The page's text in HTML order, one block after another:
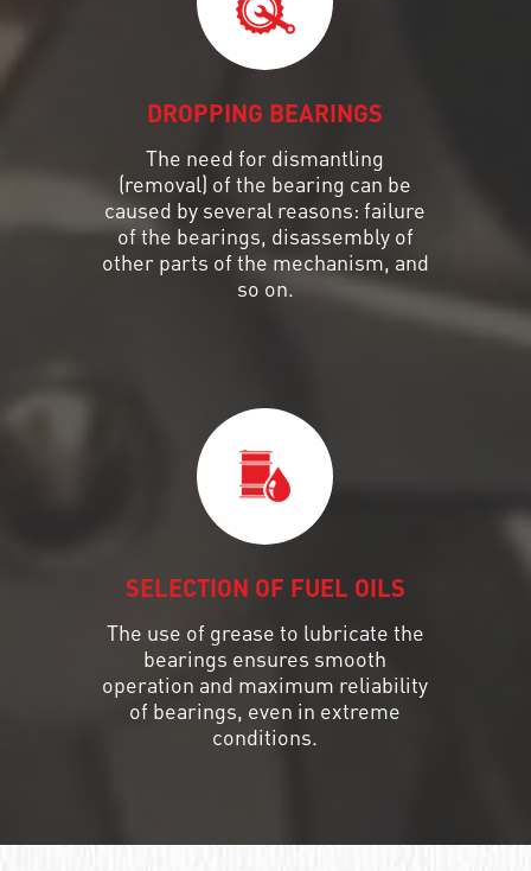
DROPPING BEARINGS
The need for dismantling
(removal) of the bearing can be
caused by several reasons: failure
of the bearings, disassembly of
other parts of the mechanism, and
so on.
SELECTION OF FUEL OILS
The use of grease to lubricate the
bearings ensures smooth
operation and maximum reliability
of bearings, even in extreme
conditions.